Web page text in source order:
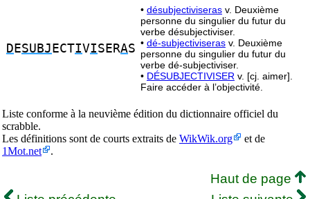
D ESUBJ ECTIVISERAS
• désubjectiviseras v. Deuxième
personne du singulier du futur du
verbe désubjectiviser.
• dé-subjectiviseras v. Deuxième
personne du singulier du futur du
verbe dé-subjectiviser.
• DÉSUBJECTIVISER v. [cj. aimer].
Faire accéder à l’objectivité.
Liste conforme à la neuvième édition du dictionnaire officiel du
scrabble.
Les définitions sont de courts extraits de WikWik.org
et de
1Mot.net
.
Haut de page